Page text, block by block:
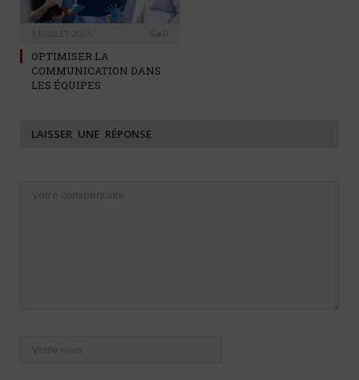
OPTIMISER LA
COMMUNICATION DANS
LES ÉQUIPES
LAISSER UNE RÉPONSE